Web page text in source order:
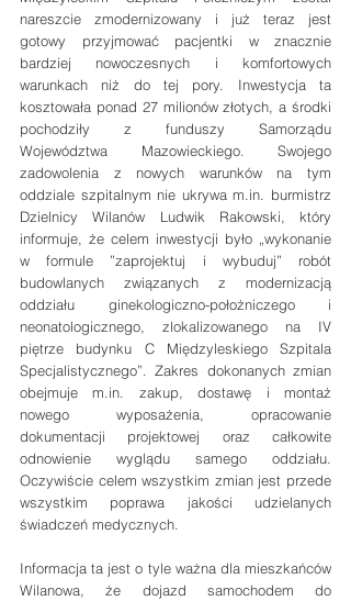
nareszcie zmodernizowany i już teraz jest
gotowy przyjmować pacjentki w znacznie
bardziej nowoczesnych i komfortowych
warunkach niż do tej pory. Inwestycja ta
kosztowała ponad 27 milionów złotych, a środki
pochodziły z funduszy Samorządu
Województwa Mazowieckiego. Swojego
zadowolenia z nowych warunków na tym
oddziale szpitalnym nie ukrywa m.in. burmistrz
Dzielnicy Wilanów Ludwik Rakowski, który
informuje, że celem inwestycji było „wykonanie
w formule ”zaprojektuj i wybuduj” robót
budowlanych związanych z modernizacją
oddziału ginekologiczno-położniczego i
neonatologicznego, zlokalizowanego na IV
piętrze budynku C Międzyleskiego Szpitala
Specjalistycznego”. Zakres dokonanych zmian
obejmuje m.in. zakup, dostawę i montaż
nowego wyposażenia, opracowanie
dokumentacji projektowej oraz całkowite
odnowienie wyglądu samego oddziału.
Oczywiście celem wszystkim zmian jest przede
wszystkim poprawa jakości udzielanych
świadczeń medycznych.
Informacja ta jest o tyle ważna dla mieszkańców
Wilanowa, że dojazd samochodem do